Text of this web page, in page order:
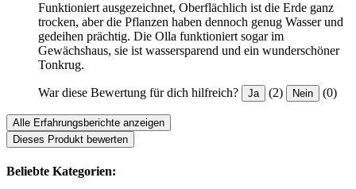
Funktioniert ausgezeichnet, Oberflächlich ist die Erde ganz
trocken, aber die Pflanzen haben dennoch genug Wasser und
gedeihen prächtig. Die Olla funktioniert sogar im
Gewächshaus, sie ist wassersparend und ein wunderschöner
Tonkrug.
War diese Bewertung für dich hilfreich? Ja (2) Nein (0)
Alle Erfahrungsberichte anzeigen
Dieses Produkt bewerten
Beliebte Kategorien: